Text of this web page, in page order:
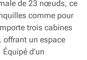
de 23 nœuds, ce
comme pour
trois cabines
offrant un espace
d’un